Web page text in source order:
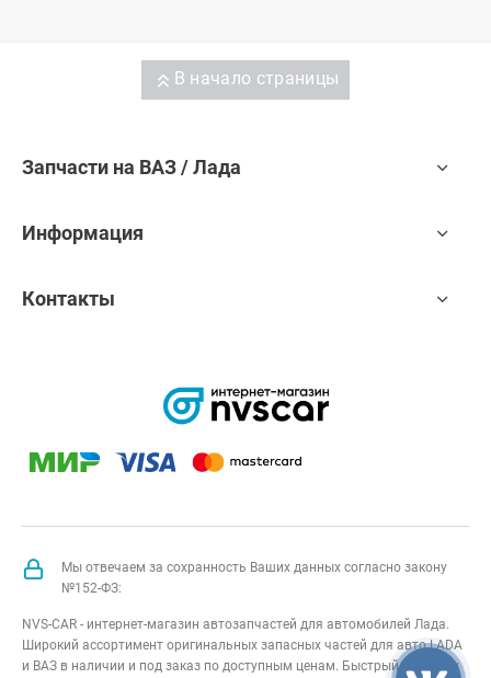
В начало страницы
Запчасти на ВАЗ / Лада
Информация
Контакты
Мы отвечаем за сохранность Ваших данных согласно закону
№152-ФЗ:
NVS-CAR - интернет-магазин автозапчастей для автомобилей Лада.
Широкий ассортимент оригинальных запасных частей для авто LADA
и ВАЗ в наличии и под заказ по доступным ценам. Быстрый подбор и